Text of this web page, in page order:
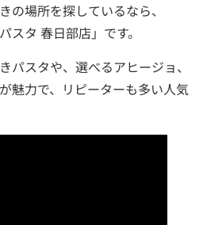
の場所を探しているなら、
スタ 春日部店」です。
パスタや、選べるアヒージョ、
魅力で、リピーターも多い人気